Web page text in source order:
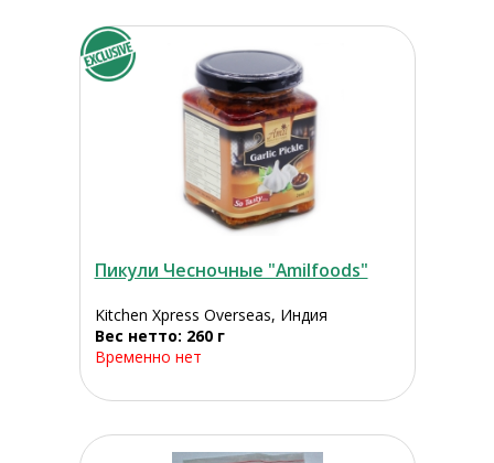
Пикули Чесночные "Amilfoods"
Kitchen Xpress Overseas, Индия
Вес нетто: 260 г
Временно нет